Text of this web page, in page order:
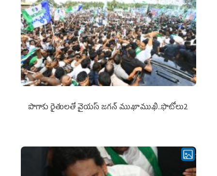
పొగాకు రైతుల‌తో వైయ‌స్ జ‌గ‌న్ ముఖాముఖి..ఫొటోలు2